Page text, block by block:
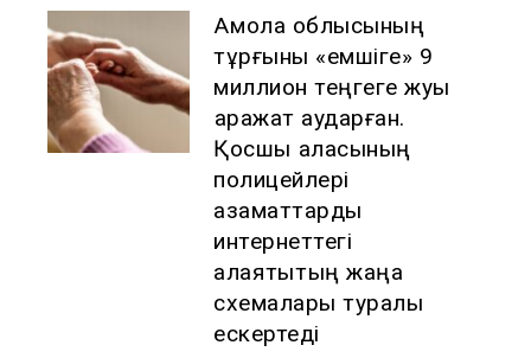
Ақмола облысының
тұрғыны «емшіге» 9
миллион теңгеге жуық
қаражат аударған.
Қосшы қаласының
полицейлері
азаматтарды
интернеттегі
алаяқтықтың жаңа
схемалары туралы
ескертеді